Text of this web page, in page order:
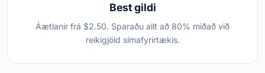
Best gildi
Áætlanir frá $2.50. Sparaðu allt að 80% miðað við
reikigjöld símafyrirtækis.